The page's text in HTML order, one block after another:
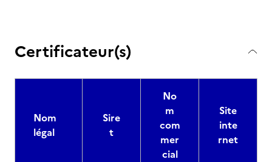
Certificateur(s)
Nom
légal
Sire
t
No
m
com
mer
cial
Site
inte
rnet